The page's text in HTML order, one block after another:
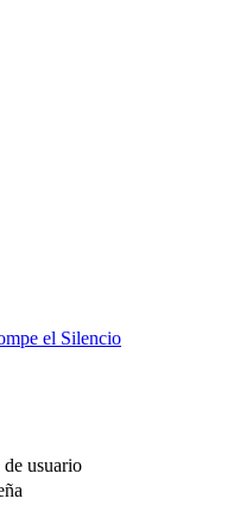
el Silencio
usuario